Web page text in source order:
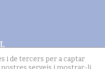
i de tercers per a captar